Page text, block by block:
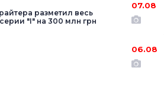
разметил весь
"I" на 300 млн грн
07.08
06.08